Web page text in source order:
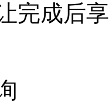
完成后享